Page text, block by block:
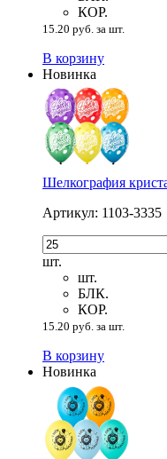
КОР.
15.20 руб. за шт.
В корзину
Новинка
Шелкография
Артикул: 1103-3335
шт.
шт.
БЛК.
КОР.
15.20 руб. за шт.
В корзину
Новинка